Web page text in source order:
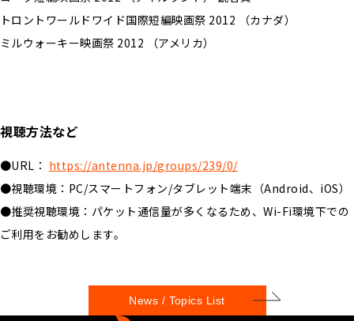
トロントワールドワイド国際短編映画祭 2012 （カナダ）
ミルウォーキー映画祭 2012 （アメリカ）
視聴方法など
●URL： https://antenna.jp/groups/239/0/
●視聴環境：PC/スマートフォン/タブレット端末（Android、iOS）
●推奨視聴環境：パケット通信量が多くなるため、Wi-Fi環境下での
ご利用をお勧めします。
News / Topics List